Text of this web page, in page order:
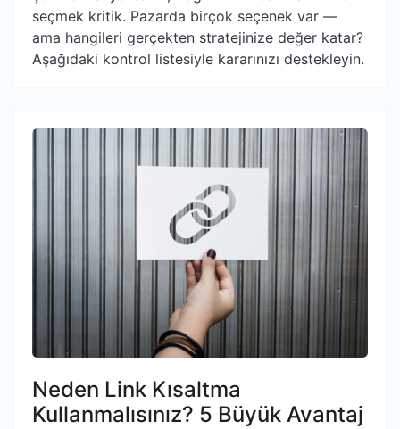
seçmek kritik. Pazarda birçok seçenek var —
ama hangileri gerçekten stratejinize değer katar?
Aşağıdaki kontrol listesiyle kararınızı destekleyin.
Neden Link Kısaltma
Kullanmalısınız? 5 Büyük Avantaj